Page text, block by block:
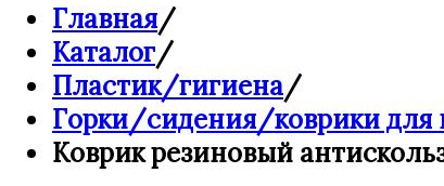
Главная/
Каталог/
Пластик/гигиена/
Горки/сидения/коврики для
Коврик резиновый